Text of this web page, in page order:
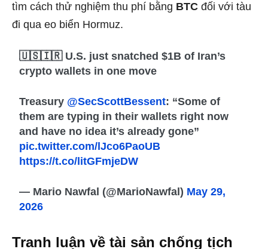
tìm cách thử nghiệm thu phí bằng BTC đối với tàu
đi qua eo biển Hormuz.
🇺🇸🇮🇷 U.S. just snatched $1B of Iran’s
crypto wallets in one move
Treasury @SecScottBessent: “Some of
them are typing in their wallets right now
and have no idea it’s already gone”
pic.twitter.com/lJco6PaoUB
https://t.co/litGFmjeDW
— Mario Nawfal (@MarioNawfal) May 29,
2026
Tranh luận về tài sản chống tịch